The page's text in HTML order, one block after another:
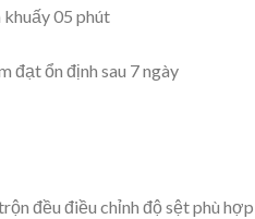
05 phút
đạt ổn định sau 7 ngày
đều điều chỉnh độ sệt phù